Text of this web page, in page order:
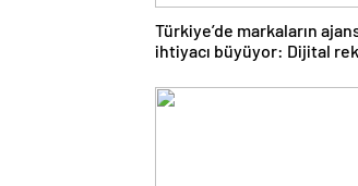
Türkiye’de markaların
ihtiyacı büyüyor: Dijital